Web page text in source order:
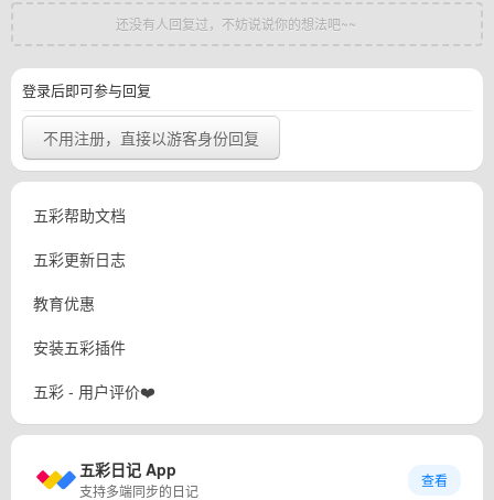
还没有人回复过，不妨说说你的想法吧~~
登录后即可参与回复
不用注册，直接以游客身份回复
五彩帮助文档
五彩更新日志
教育优惠
安装五彩插件
五彩 - 用户评价❤️
五彩日记 App
支持多端同步的日记
查看